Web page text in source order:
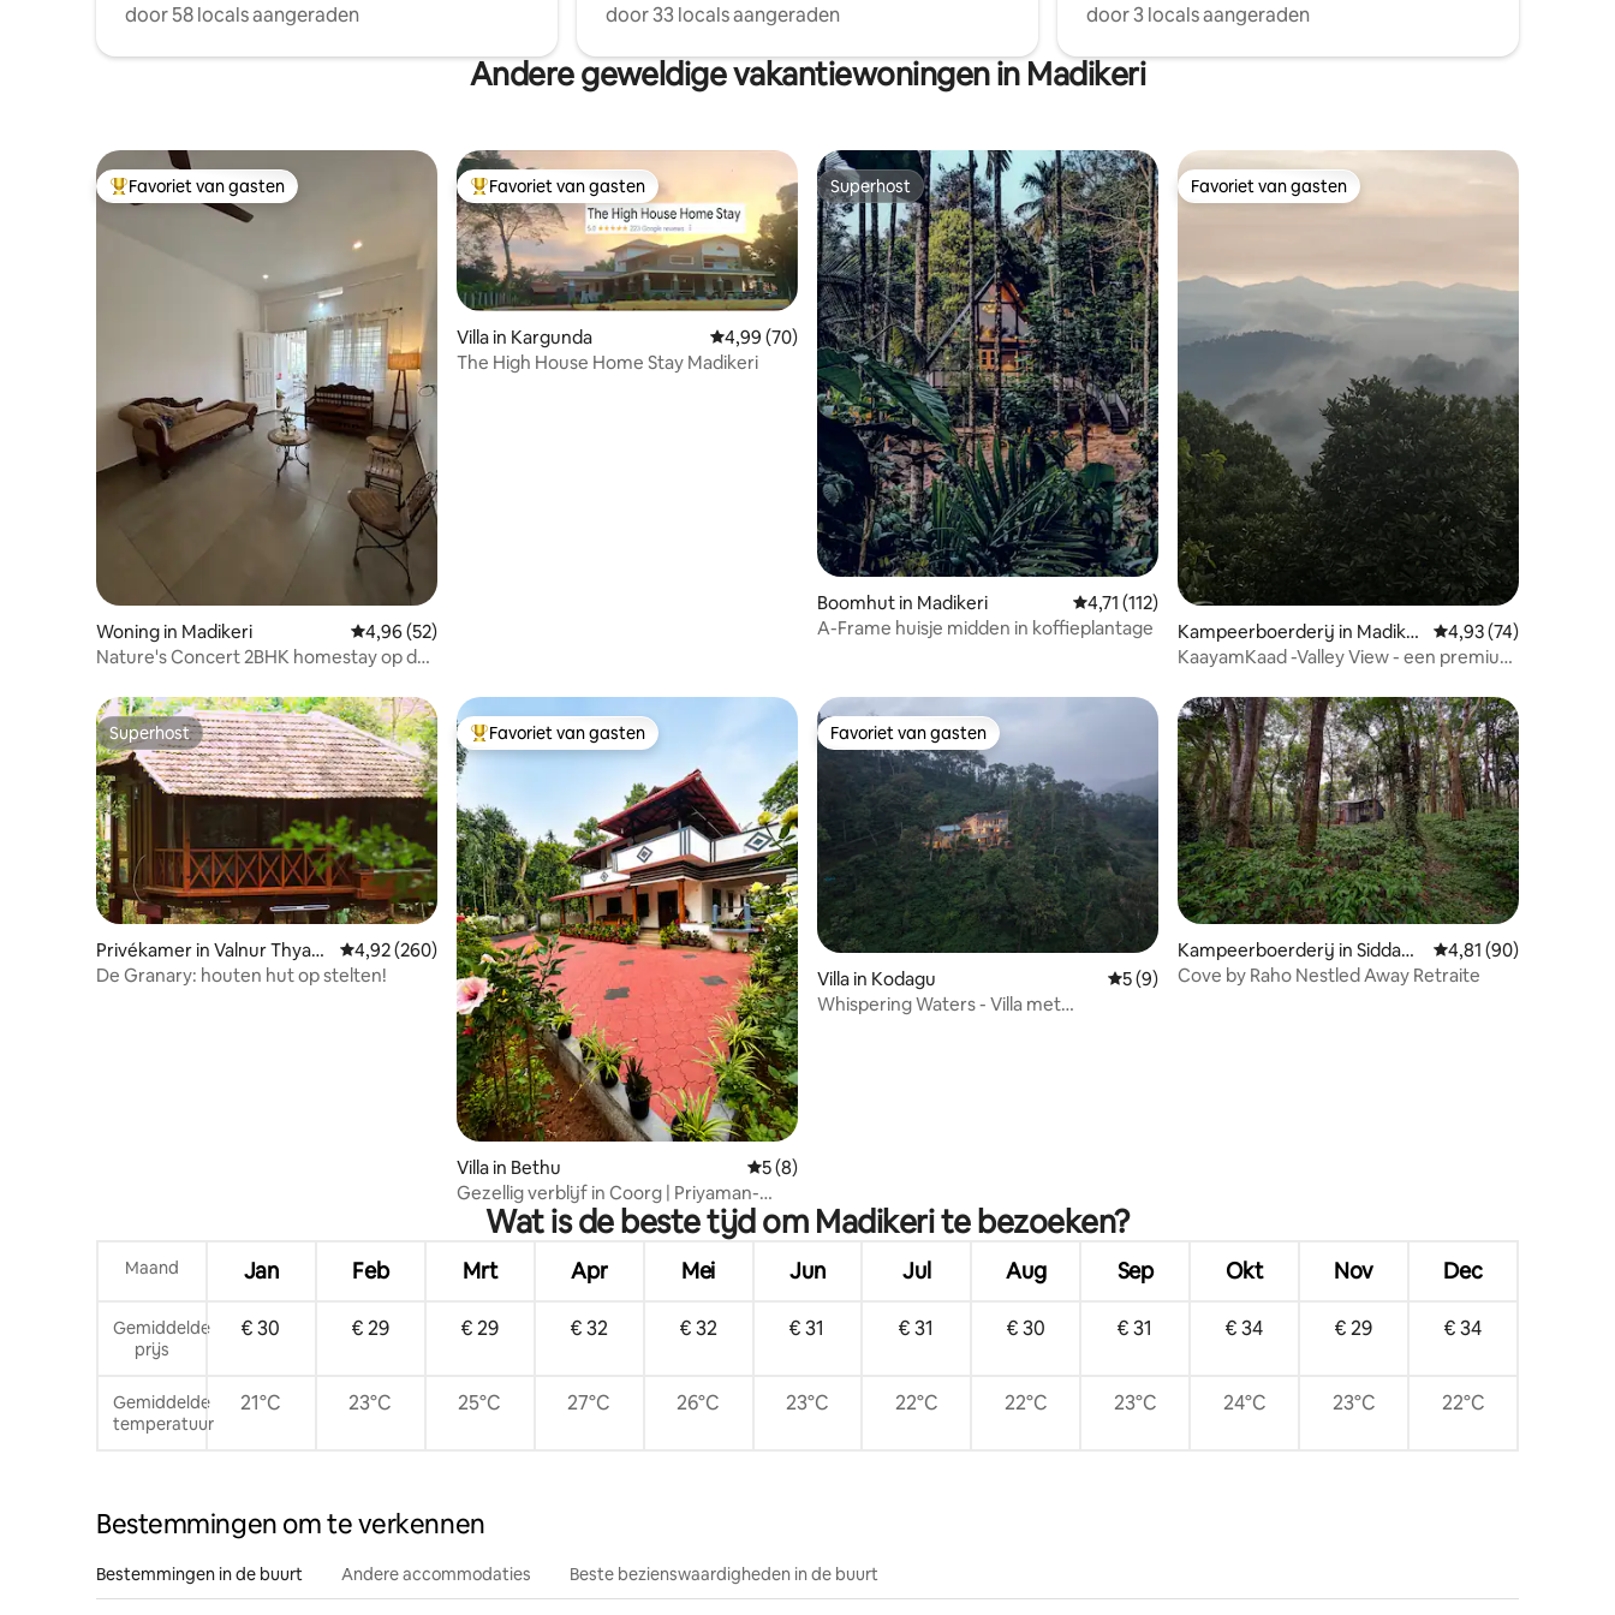
door 58 locals aangeraden
door 33 locals aangeraden
door 3 locals aangeraden
Andere geweldige vakantiewoningen in Madikeri
Topfavoriet van gasten
Favoriet van gasten
Woning in Madikeri Gemiddelde beoordeling van 4,96 uit 5, 52 recensies
4,96 (52)
Nature's Concert 2BHK homestay op de
Topfavoriet van gasten
Favoriet van gasten
Villa in Kargunda Gemiddelde beoordeling van 4,99 uit 5, 70 recensies
4,99 (70)
The High House Home Stay Madikeri
Superhost
Superhost
Boomhut in Madikeri Gemiddelde beoordeling van 4,71 uit 5, 112 recensies
4,71 (112)
A-Frame huisje midden in koffieplantage
Favoriet van gasten
Favoriet van gasten
Kampeerboerderij in Madiker
i
Gemiddelde
4,93 (74)
KaayamKaad -Valley View - een premium
Superhost
Superhost
Privékamer in Valnur Thyag
athur
Gemiddelde beoordeling van 4,92 uit 5, 260 recensies
4,92 (260)
De Granary: houten hut op stelten!
Topfavoriet van gasten
Favoriet van gasten
Villa in Bethu Gemiddelde beoordeling van 5 uit 5, 8 recensies
5 (8)
Gezellig verblijf in Coorg | Priyaman-
verblijf
Favoriet van gasten
Favoriet van gasten
Villa in Kodagu Gemiddelde beoordeling van 5 uit 5, 9 recensies
5 (9)
Whispering Waters - Villa met
Kampeerboerderij in Siddapu
ra
Gemiddelde
4,81 (90)
Cove by Raho Nestled Away Retraite
Wat is de beste tijd om Madikeri te bezoeken?
Maand Jan Feb Mrt Apr Mei Jun Jul Aug Sep Okt Nov Dec
Gemiddelde
prijs
€ 30 € 29 € 29 € 32 € 32 € 31 € 31 € 30 € 31 € 34 € 29 € 34
Gemiddelde
temperatuur
21°C 23°C 25°C 27°C 26°C 23°C 22°C 22°C 23°C 24°C 23°C 22°C
Bestemmingen om te verkennen
Bestemmingen in de buurt Andere accommodaties Beste bezienswaardigheden in de buurt